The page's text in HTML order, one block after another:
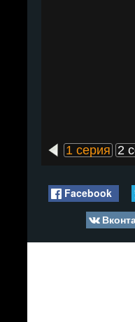
1 серия 2
Facebook